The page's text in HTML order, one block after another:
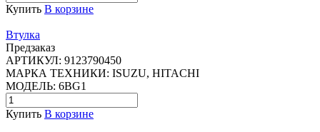
Купить В корзине
Втулка
Предзаказ
АРТИКУЛ: 9123790450
МАРКА ТЕХНИКИ: ISUZU, HITACHI
МОДЕЛЬ: 6BG1
Купить В корзине